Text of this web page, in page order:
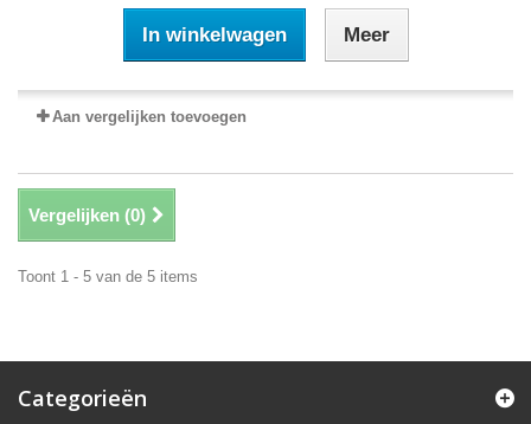
In winkelwagen Meer
Aan vergelijken toevoegen
Vergelijken (0)
Toont 1 - 5 van de 5 items
Categorieën